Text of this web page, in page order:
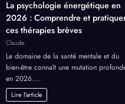
La psychologie énergétique en
2026 : Comprendre et
ces thérapies brèves
Claude
Le domaine de la santé mentale et du
bien-être connaît une mutation
en 2026.…
Lire l'article